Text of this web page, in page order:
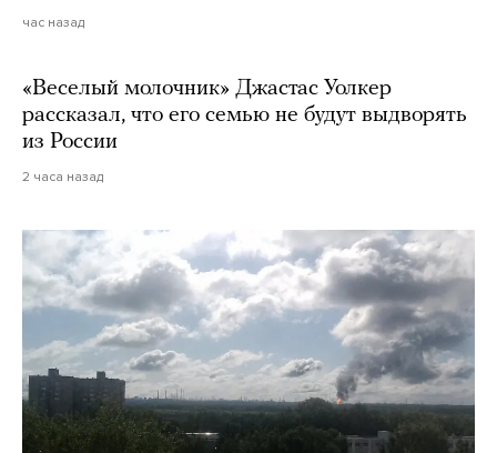
час назад
«Веселый молочник» Джастас Уолкер
рассказал, что его семью не будут выдворять
из России
2 часа назад